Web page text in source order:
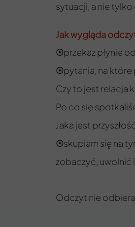
sytuacji, a nie
Jak wygląda
☉przekaz płynie
☉pytania, na które
Czy to jest relacja
Po co się
Jaka jest
☉skupiam się na
zobaczyć, uwolnić
Odczyt nie